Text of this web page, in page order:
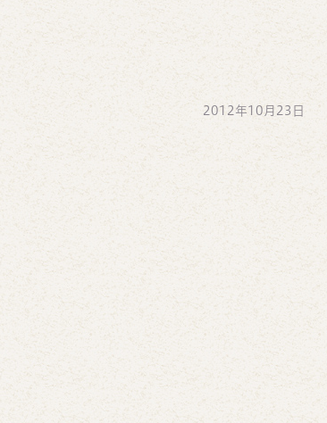
2012年10月23日